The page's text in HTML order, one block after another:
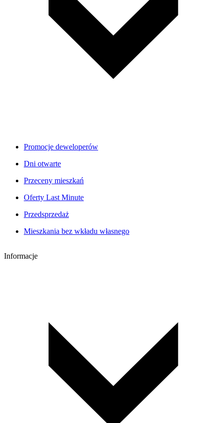
Promocje deweloperów
Dni otwarte
Przeceny mieszkań
Oferty Last Minute
Przedsprzedaż
Mieszkania bez wkładu własnego
Informacje